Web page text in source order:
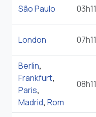
São Paulo 03h11
London 07h11
Berlin,
Frankfurt,
Paris,
Madrid, Rom
08h11